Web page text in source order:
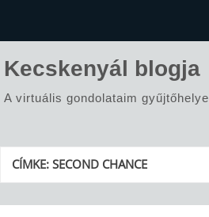
Kecskenyál blogja
A virtuális gondolataim gyűjtőhelye
CÍMKE:SECOND CHANCE